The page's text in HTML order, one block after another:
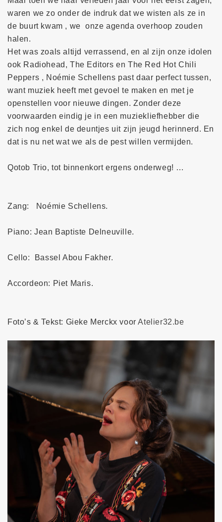
waren we zo onder de indruk dat we wisten als ze in
de buurt kwam , we onze agenda overhoop zouden
halen.
Het was zoals altijd verrassend, en al zijn onze idolen
ook Radiohead, The Editors en The Red Hot Chili
Peppers , Noémie Schellens past daar perfect tussen,
want muziek heeft met gevoel te maken en met je
openstellen voor nieuwe dingen. Zonder deze
voorwaarden eindig je in een muziekliefhebber die
zich nog enkel de deuntjes uit zijn jeugd herinnerd. En
dat is nu net wat we als de pest willen vermijden.
Qotob Trio, tot binnenkort ergens onderweg! …
Zang: Noémie Schellens.
Piano: Jean Baptiste Delneuville.
Cello: Bassel Abou Fakher.
Accordeon: Piet Maris.
Foto’s & Tekst: Gieke Merckx voorAtelier32.be